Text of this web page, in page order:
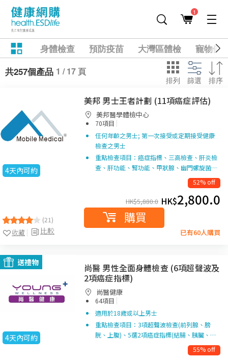
1
身體檢查 預防疫苗 大灣區體檢
寵物健
共257個產品 1 / 17 頁
排列 篩選 排序
4天內可約
(21)
比較
收藏
美邦 男士王者計劃 (11項癌症評估)
美邦醫學體檢中心
70項目 |
任何年齡之男士; 第一次接受或定期接受健康
檢查之男士
重點檢查項目：癌症指標、三高檢查、肝炎檢
查、肝功能、腎功能、甲狀腺、幽門螺旋菌…
52% off
HK$5,880.0 HK$2,800.0
購買
已有60人購買
送禮物
4天內可約
尚醫 男性全面身體檢查 (6項超聲波及
2項癌症指標)
尚醫健康
64項目 |
適用於18歲或以上男士
重點檢查項目：3項超聲波檢查(前列腺、膀
胱、上腹)、5選2項癌症指標(結腸、胰臟、…
55% off